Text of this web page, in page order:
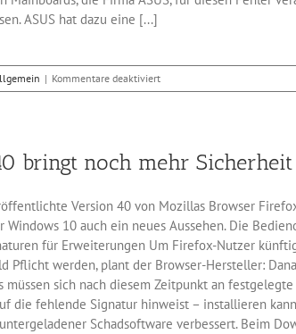
ASUS hat dazu eine [...]
| Kommentare deaktiviertfür
Patch
7
kann
lahmlegen
bringt noch mehr Sicherheit
Version 40 von Mozillas Browser
Windows 10 auch ein neues Aussehen. Die
für Erweiterungen Um Firefox-Nutzer
Pflicht werden, plant der Browser-Hersteller:
müssen sich nach diesem Zeitpunkt an
die fehlende Signatur hinweist – installieren
Schadsoftware verbessert. Beim